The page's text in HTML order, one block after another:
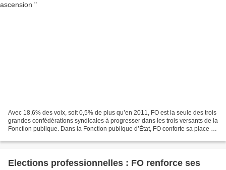
Avec 18,6% des voix, soit 0,5% de plus qu’en 2011, FO est la seule des trois
grandes confédérations syndicales à progresser dans les trois versants de la
Fonction publique. Dans la Fonction publique d’État, FO conforte sa place de
Elections professionnelles : FO renforce ses